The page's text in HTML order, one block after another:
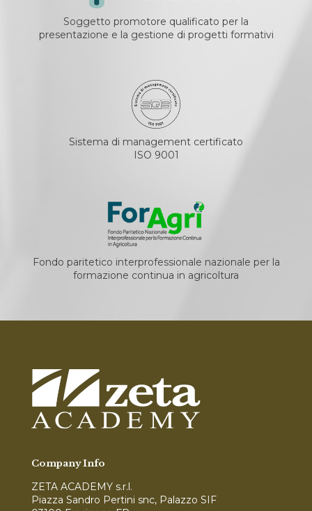
Soggetto promotore qualificato per la
presentazione e la gestione di progetti formativi
Sistema di management certificato
ISO 9001
Fondo paritetico interprofessionale nazionale per la
formazione continua in agricoltura
Company Info
ZETA ACADEMY s.r.l.
Piazza Sandro Pertini snc, Palazzo SIF